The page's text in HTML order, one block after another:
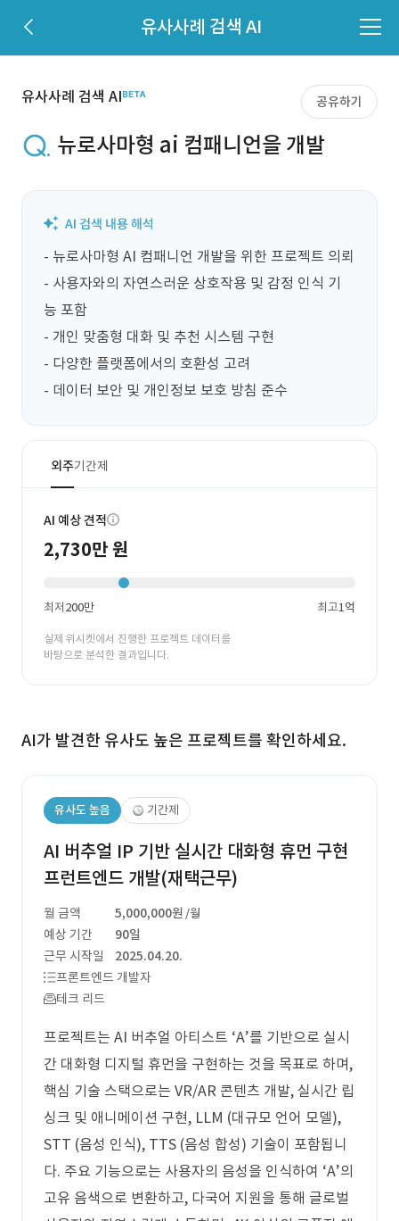
유사사례 검색 AI
유사사례 검색 AI 공유하기
뉴로사마형 ai 컴패니언을 개발
- 뉴로사마형 AI 컴패니언 개발을 위한 프로젝트 의뢰
- 사용자와의 자연스러운 상호작용 및 감정 인식 기
능 포함
- 개인 맞춤형 대화 및 추천 시스템 구현
- 다양한 플랫폼에서의 호환성 고려
- 데이터 보안 및 개인정보 보호 방침 준수
외주기간제
AI 예상 견적
2,730만 원
최저200만 최고1억
실제 위시켓에서 진행한 프로젝트 데이터를
바탕으로 분석한 결과입니다.
AI가 발견한 유사도 높은 프로젝트를 확인하세요.
유사도 높음 기간제
AI 버추얼 IP 기반 실시간 대화형 휴먼 구현
프런트엔드 개발(재택근무)
월 금액 5,000,000원 /월
예상 기간
90일
근무 시작일
2025.04.20.
프론트엔드 개발자
테크 리드
프로젝트는 AI 버추얼 아티스트 ‘A’를 기반으로 실시
간 대화형 디지털 휴먼을 구현하는 것을 목표로 하며,
핵심 기술 스택으로는 VR/AR 콘텐츠 개발, 실시간 립
싱크 및 애니메이션 구현, LLM (대규모 언어 모델),
STT (음성 인식), TTS (음성 합성) 기술이 포함됩니
다. 주요 기능으로는 사용자의 음성을 인식하여 ‘A’의
고유 음색으로 변환하고, 다국어 지원을 통해 글로벌